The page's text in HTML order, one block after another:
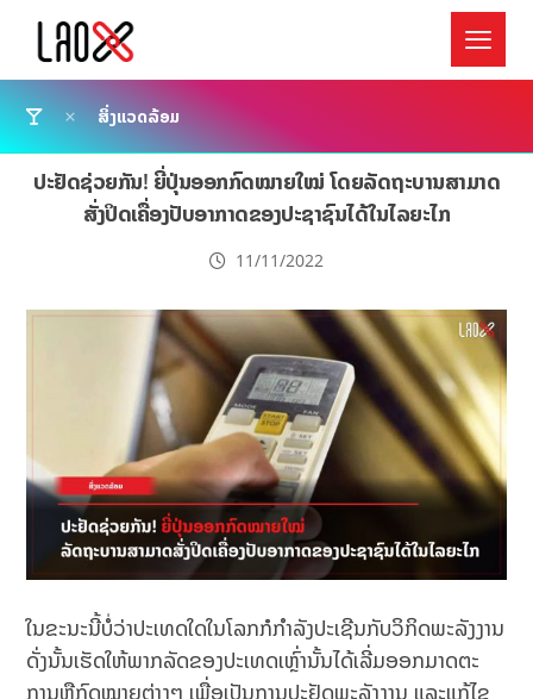
ສິ່ງແວດລ້ອມ
ປະຢັດຊ່ວຍກັນ! ຍີ່ປຸ່ນອອກກົດໝາຍໃໝ່ ໂດຍລັດຖະບານສາມາດ
ສັ່ງປິດເຄື່ອງປັບອາກາດຂອງປະຊາຊົນໄດ້ໃນໄລຍະໄກ
11/11/2022
ໃນຂະນະນີ້ບໍ່ວ່າປະເທດໃດໃນໂລກກໍກໍາລັງປະເຊີນກັບວິກິດພະລັງງານ
ດັ່ງນັ້ນເຮັດໃຫ້ພາກລັດຂອງປະເທດເຫຼົ່ານັ້ນໄດ້ເລີ່ມອອກມາດຕະ
ການຫຼືກົດໝາຍຕ່າງໆ ເພື່ອເປັນການປະຢັດພະລັງງານ ແລະແກ້ໄຂ